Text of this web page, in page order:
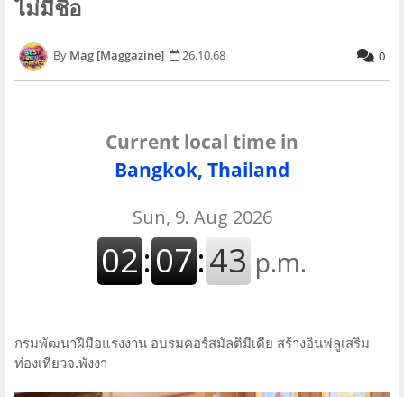
ไม่มีชื่อ
Mag [Maggazine] 26.10.68 0
Current local time in
Bangkok, Thailand
กรมพัฒนาฝีมือแรงงาน อบรมคอร์สมัลติมีเดีย สร้างอินฟลูเสริม
ท่องเที่ยวจ.พังงา